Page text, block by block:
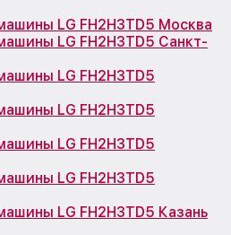
LG FH2H3TD5 Москва
LG FH2H3TD5 Санкт-
LG FH2H3TD5
LG FH2H3TD5
LG FH2H3TD5
LG FH2H3TD5
LG FH2H3TD5 Казань